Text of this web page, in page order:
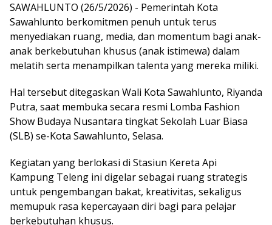
SAWAHLUNTO (26/5/2026) - Pemerintah Kota
Sawahlunto berkomitmen penuh untuk terus
menyediakan ruang, media, dan momentum bagi anak-
anak berkebutuhan khusus (anak istimewa) dalam
melatih serta menampilkan talenta yang mereka miliki.
Hal tersebut ditegaskan Wali Kota Sawahlunto, Riyanda
Putra, saat membuka secara resmi Lomba Fashion
Show Budaya Nusantara tingkat Sekolah Luar Biasa
(SLB) se-Kota Sawahlunto, Selasa.
Kegiatan yang berlokasi di Stasiun Kereta Api
Kampung Teleng ini digelar sebagai ruang strategis
untuk pengembangan bakat, kreativitas, sekaligus
memupuk rasa kepercayaan diri bagi para pelajar
berkebutuhan khusus.